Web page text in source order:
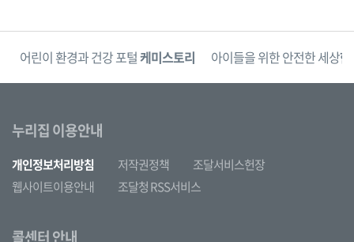
어린이 환경과 건강 포털케미스토리 아이들을 위한 안전한 세상
누리집 이용안내
개인정보처리방침 저작권정책
조달서비스헌장
웹사이트이용안내
조달청 RSS서비스
콜센터 안내